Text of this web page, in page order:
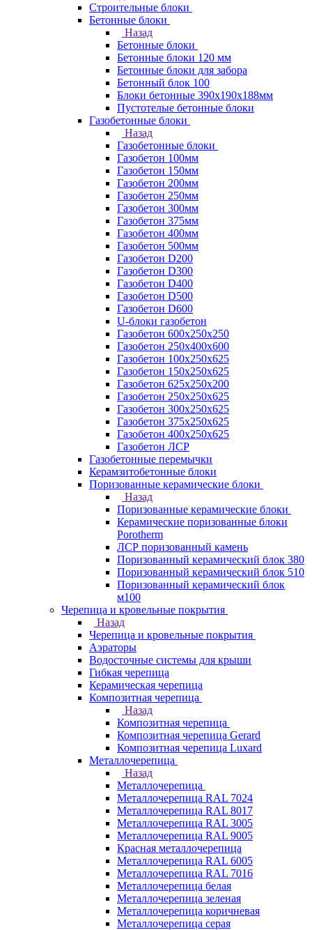
Строительные блоки
Бетонные блоки
Назад
Бетонные блоки
Бетонные блоки 120 мм
Бетонные блоки для забора
Бетонный блок 100
Блоки бетонные 390х190х188мм
Пустотелые бетонные блоки
Газобетонные блоки
Назад
Газобетонные блоки
Газобетон 100мм
Газобетон 150мм
Газобетон 200мм
Газобетон 250мм
Газобетон 300мм
Газобетон 375мм
Газобетон 400мм
Газобетон 500мм
Газобетон D200
Газобетон D300
Газобетон D400
Газобетон D500
Газобетон D600
U-блоки газобетон
Газобетон 600x250x250
Газобетон 250x400x600
Газобетон 100х250х625
Газобетон 150х250х625
Газобетон 625х250х200
Газобетон 250х250х625
Газобетон 300х250х625
Газобетон 375х250х625
Газобетон 400х250х625
Газобетон ЛСР
Газобетонные перемычки
Керамзитобетонные блоки
Поризованные керамические блоки
Назад
Поризованные керамические блоки
Керамические поризованные блоки
Porotherm
ЛСР поризованный камень
Поризованный керамический блок 380
Поризованный керамический блок 510
Поризованный керамический блок
м100
Черепица и кровельные покрытия
Назад
Черепица и кровельные покрытия
Аэраторы
Водосточные системы для крыши
Гибкая черепица
Керамическая черепица
Композитная черепица
Назад
Композитная черепица
Композитная черепица Gerard
Композитная черепица Luxard
Металлочерепица
Назад
Металлочерепица
Металлочерепица RAL 7024
Металлочерепица RAL 8017
Металлочерепица RAL 3005
Металлочерепица RAL 9005
Красная металлочерепица
Металлочерепица RAL 6005
Металлочерепица RAL 7016
Металлочерепица белая
Металлочерепица зеленая
Металлочерепица коричневая
Металлочерепица серая